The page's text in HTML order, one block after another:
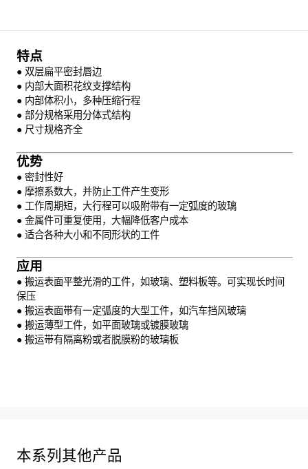
性能参数
特点
● 双层扁平密封唇边
● 内部大面积花纹支撑结构
● 内部体积小，多种压缩行程
● 部分规格采用分体式结构
● 尺寸规格齐全
优势
●密封性好
● 摩擦系数大，并防止工件产生变形
● 工作周期短，大行程可以吸附带有一定弧度的玻璃
● 金属件可重复使用，大幅降低客户成本
● 适合各种大小和不同形状的工件
应用
● 搬运表面平整光滑的工件，如玻璃、塑料板等。可实现长时间
保压
● 搬运表面带有一定弧度的大型工件，如汽车挡风玻璃
● 搬运薄型工件，如平面玻璃或镀膜玻璃
● 搬运带有隔离粉或者脱膜粉的玻璃板
本系列其他产品